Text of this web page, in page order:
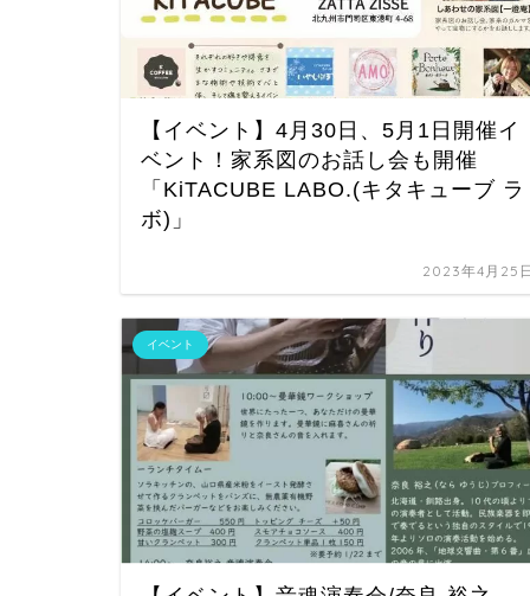
【イベント】4月30日、5月1日開催イ
ベント！家系図のお話し会も開催
「KiTACUBE LABO.(キタキューブ ラ
ボ)」
2023年4月25
イベント